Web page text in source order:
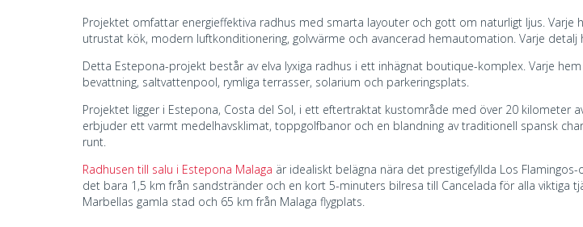
Projektet omfattar energieffektiva radhus med smarta layouter och gott om naturligt ljus.
utrustat kök, modern luftkonditionering, golvvärme och avancerad hemautomation. Varje
Detta Estepona-projekt består av elva lyxiga radhus i ett inhägnat boutique-komplex. Varje
bevattning, saltvattenpool, rymliga terrasser, solarium och parkeringsplats.
Projektet ligger i Estepona, Costa del Sol, i ett eftertraktat kustområde med över 20 kilometer
erbjuder ett varmt medelhavsklimat, toppgolfbanor och en blandning av traditionell spansk
runt.
Radhusen till salu i Estepona Malaga är idealiskt belägna nära det prestigefyllda Los
det bara 1,5 km från sandstränder och en kort 5-minuters bilresa till Cancelada för alla viktiga
Marbellas gamla stad och 65 km från Malaga flygplats.